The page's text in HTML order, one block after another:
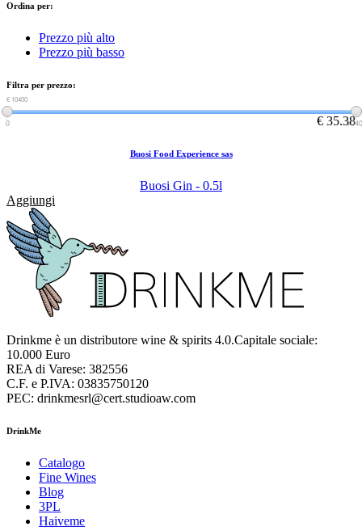
Ordina per:
Prezzo più alto
Prezzo più basso
Filtra per prezzo:
€ 0
€ 10400
0 € 35.38
Buosi Food Experience sas
Buosi Gin - 0.5l
Aggiungi
Drinkme è un distributore wine & spirits 4.0.Capitale sociale:
10.000 Euro
REA di Varese: 382556
C.F. e P.IVA: 03835750120
PEC: drinkmesrl@cert.studioaw.com
DrinkMe
Catalogo
Fine Wines
Blog
3PL
Haiveme